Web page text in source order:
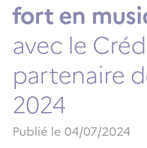
fort en
avec le
partenaire
2024
Publié le 04/07/2024